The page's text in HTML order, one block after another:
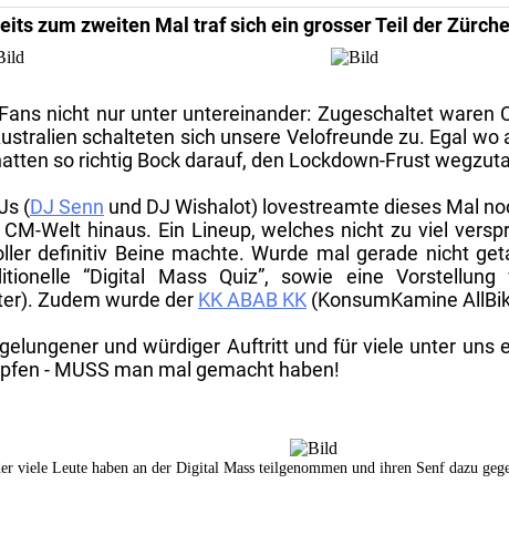
zum zweiten Mal traf sich ein grosser Teil der
nicht nur unter untereinander: Zugeschaltet waren
schalteten sich unsere Velofreunde zu. Egal
so richtig Bock darauf, den Lockdown-Frust
(DJ Senn und DJ Wishalot) lovestreamte dieses Mal
Welt hinaus. Ein Lineup, welches nicht zu viel
definitiv Beine machte. Wurde mal gerade nicht
“Digital Mass Quiz”, sowie eine Vorstellung
Zudem wurde der KK ABAB KK (KonsumKamine
und würdiger Auftritt und für viele unter uns
- MUSS man mal gemacht haben!
viele Leute haben an der Digital Mass teilgenommen und ihren Senf dazu